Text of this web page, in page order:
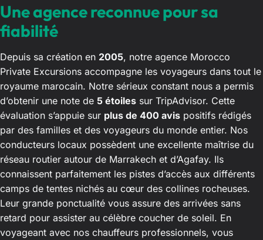
Une agence reconnue pour sa
fiabilité
Depuis sa création en 2005, notre agence Morocco
Private Excursions accompagne les voyageurs dans tout le
royaume marocain. Notre sérieux constant nous a permis
d’obtenir une note de 5 étoiles sur TripAdvisor. Cette
évaluation s’appuie sur plus de 400 avis positifs rédigés
par des familles et des voyageurs du monde entier. Nos
conducteurs locaux possèdent une excellente maîtrise du
réseau routier autour de Marrakech et d’Agafay. Ils
connaissent parfaitement les pistes d’accès aux différents
camps de tentes nichés au cœur des collines rocheuses.
Leur grande ponctualité vous assure des arrivées sans
retard pour assister au célèbre coucher de soleil. En
voyageant avec nos chauffeurs professionnels, vous